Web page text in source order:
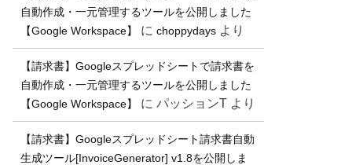
自動作成・一元管理するツールを公開しました
【Google Workspace】
に choppydays より
【請求書】Googleスプレッドシートで請求書を
自動作成・一元管理するツールを公開しました
【Google Workspace】
に パッションT より
【請求書】Googleスプレッドシート請求書自動
生成ツール[InvoiceGenerator] v1.8を公開しま